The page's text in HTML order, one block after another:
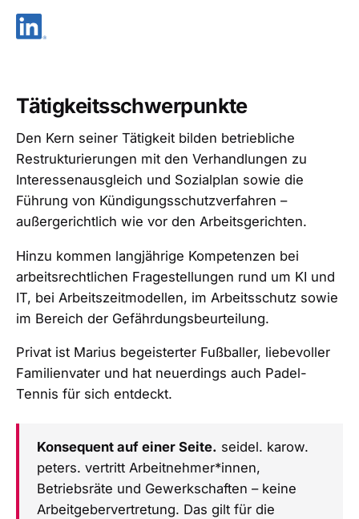
Tätigkeitsschwerpunkte
Den Kern seiner Tätigkeit bilden betriebliche
Restrukturierungen mit den Verhandlungen zu
Interessenausgleich und Sozialplan sowie die
Führung von Kündigungsschutzverfahren –
außergerichtlich wie vor den Arbeitsgerichten.
Hinzu kommen langjährige Kompetenzen bei
arbeitsrechtlichen Fragestellungen rund um KI und
IT, bei Arbeitszeitmodellen, im Arbeitsschutz sowie
im Bereich der Gefährdungsbeurteilung.
Privat ist Marius begeisterter Fußballer, liebevoller
Familienvater und hat neuerdings auch Padel-
Tennis für sich entdeckt.
Konsequent auf einer Seite. seidel. karow.
peters. vertritt Arbeitnehmer*innen,
Betriebsräte und Gewerkschaften – keine
Arbeitgebervertretung. Das gilt für die